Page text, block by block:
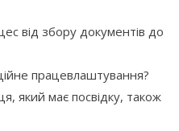
від збору документів до
працевлаштування?
який має посвідку, також